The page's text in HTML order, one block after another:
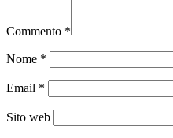
Commento *
Nome *
Email *
Sito web